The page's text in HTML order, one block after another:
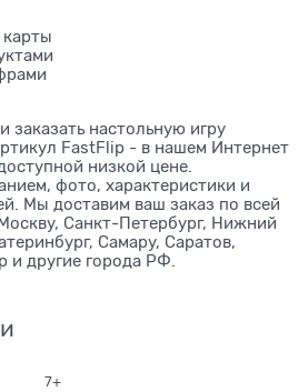
карты
заказать настольную игру
FastFlip - в нашем Интернет
низкой цене.
фото, характеристики и
Мы доставим ваш заказ по всей
Санкт-Петербург, Нижний
Самару, Саратов,
и другие города РФ.
7+